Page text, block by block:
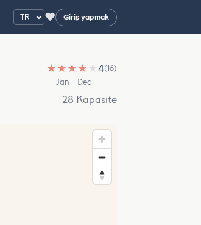
♥ Giriş yapmak
★ ★ ★ ★ ★4(16)
Jan – Dec
28 Kapasite